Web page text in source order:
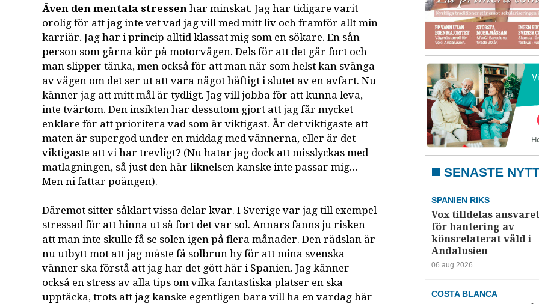
Även den mentala stressenhar minskat. Jag har tidigare varit
orolig för att jag inte vet vad jag vill med mitt liv och framför allt min
karriär. Jag har i princip alltid klassat mig som en sökare. En sån
person som gärna kör på motorvägen. Dels för att det går fort och
man slipper tänka, men också för att man när som helst kan svänga
av vägen om det ser ut att vara något häftigt i slutet av en avfart. Nu
känner jag att mitt mål är tydligt. Jag vill jobba för att kunna leva,
inte tvärtom. Den insikten har dessutom gjort att jag får mycket
enklare för att prioritera vad som är viktigast. Är det viktigaste att
maten är supergod under en middag med vännerna, eller är det
viktigaste att vi har trevligt? (Nu hatar jag dock att misslyckas med
matlagningen, så just den här liknelsen kanske inte passar mig…
Men ni fattar poängen).
Däremot sitter såklart vissa delar kvar. I Sverige var jag till exempel
stressad för att hinna ut så fort det var sol. Annars fanns ju risken
att man inte skulle få se solen igen på flera månader. Den rädslan är
nu utbytt mot att jag måste få solbrun hy för att mina svenska
vänner ska förstå att jag har det gött här i Spanien. Jag känner
också en stress av alla tips om vilka fantastiska platser en ska
upptäcka, trots att jag kanske egentligen bara vill ha en vardag här
SENASTE
SPANIEN RIKS
Vox tilldelas ansvaret
för hantering av
könsrelaterat våld i
Andalusien
06 aug 2026
COSTA BLANCA